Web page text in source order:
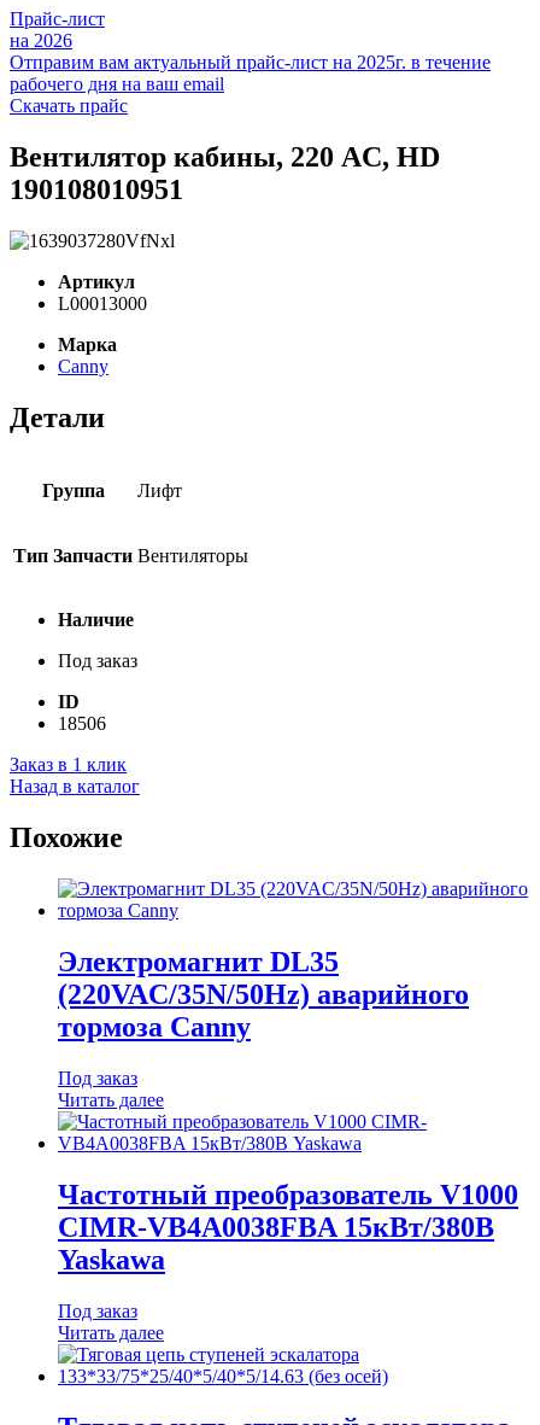
Прайс-лист
на 2026
Отправим вам актуальный прайс-лист на 2025г. в течение
рабочего дня на ваш email
Скачать прайс
Вентилятор кабины, 220 AC, HD
190108010951
Артикул
L00013000
Марка
Canny
Детали
Группа Лифт
Тип Запчасти Вентиляторы
Наличие
Под заказ
ID
18506
Заказ в 1 клик
Назад в каталог
Похожие
Электромагнит DL35
(220VAC/35N/50Hz) аварийного
тормоза Canny
Под заказ
Читать далее
Частотный преобразователь V1000
CIMR-VB4A0038FBA 15кВт/380В
Yaskawa
Под заказ
Читать далее